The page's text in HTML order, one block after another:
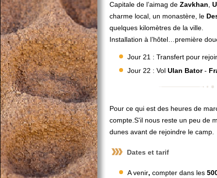
Capitale de l’aimag de Zavkhan
charme local, un monastère, le
quelques kilomètres de la ville.
Installation à l’hôtel…première
Jour 21 : Transfert pour
Jour 22 : Vol Ulan Bator-
Pour ce qui est des heures de
compte.S'il nous reste un peu de
dunes avant de rejoindre le camp.
Dates et tarif
A venir, compter dans les